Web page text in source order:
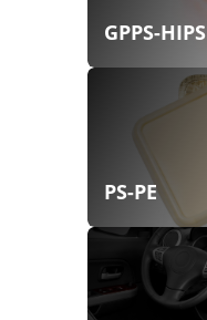
GPPS-HIPS
PS-PE